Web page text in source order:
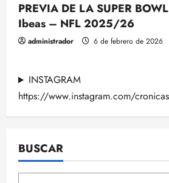
PREVIA DE LA SUPER
Ibeas – NFL 2025/26
administrador 6 de febrero de 2026
INSTAGRAM
https://www.instagram.com/
BUSCAR